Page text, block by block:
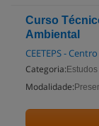
Curso
Ambiental
CEETEPS -
Categoria:
Modalidade: